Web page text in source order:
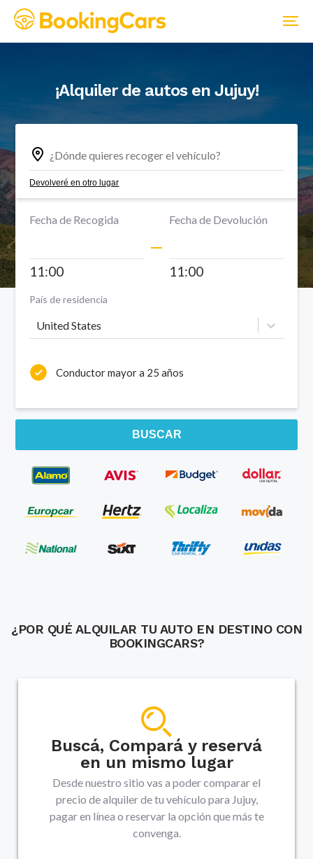
¡Alquiler de autos en Jujuy!
Devolveré en otro lugar
Fecha de Recogida
11:00
Fecha de Devolución
11:00
País de residencia
United States
Conductor mayor a 25 años
BUSCAR
¿POR QUÉ ALQUILAR TU AUTO EN DESTINO CON
BOOKINGCARS?
Buscá, Compará y reservá
en un mismo lugar
Desde nuestro sitio vas a poder comparar el
precio de alquiler de tu vehículo para Jujuy,
pagar en línea o reservar la opción que más te
convenga.